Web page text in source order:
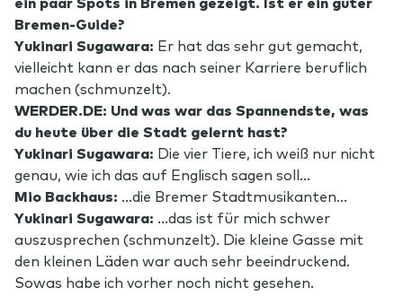
Bremen-Guide?
Yukinari Sugawara: Er hat das sehr gut gemacht,
vielleicht kann er das nach seiner Karriere beruflich
machen (schmunzelt).
WERDER.DE: Und was war das Spannendste, was
du heute über die Stadt gelernt hast?
Yukinari Sugawara: Die vier Tiere, ich weiß nur nicht
genau, wie ich das auf Englisch sagen soll…
Mio Backhaus: …die Bremer Stadtmusikanten…
Yukinari Sugawara: …das ist für mich schwer
auszusprechen (schmunzelt). Die kleine Gasse mit
den kleinen Läden war auch sehr beeindruckend.
Sowas habe ich vorher noch nicht gesehen.